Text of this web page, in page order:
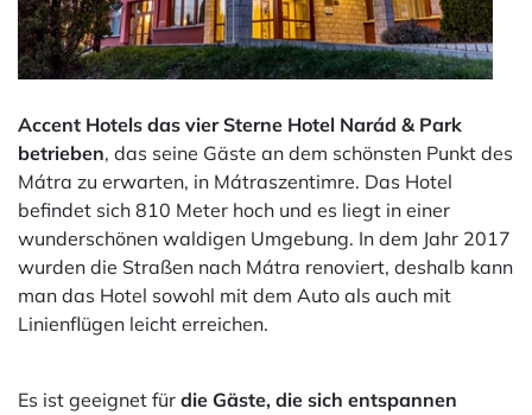
Accent Hotels das vier Sterne Hotel Narád & Park
betrieben, das seine Gäste an dem schönsten Punkt des
Mátra zu erwarten, in Mátraszentimre. Das Hotel
befindet sich 810 Meter hoch und es liegt in einer
wunderschönen waldigen Umgebung. In dem Jahr 2017
wurden die Straßen nach Mátra renoviert, deshalb kann
man das Hotel sowohl mit dem Auto als auch mit
Linienflügen leicht erreichen.
Es ist geeignet für die Gäste, die sich entspannen